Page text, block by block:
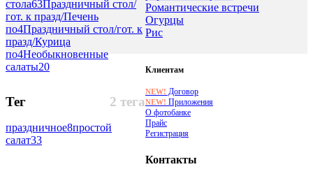
стола63Праздничный стол/
гот. к празд/Печень
по4Праздничный стол/гот. к
празд/Курица
по4Необыкновенные
салаты20
2 тега
Тег
праздничное8простой
салат33
Романтические встречи
Огурцы
Рис
Клиентам
NEW! Договор
NEW! Приложения
О фотобанке
Прайс
Регистрация
Контакты